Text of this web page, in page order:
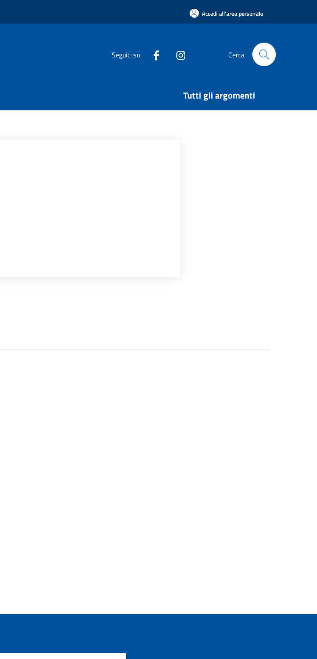
Accedi all'area personale
Seguici su Cerca
Tutti gli argomenti